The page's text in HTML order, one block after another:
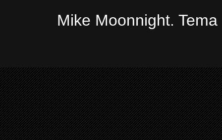
Mike Moonnight.